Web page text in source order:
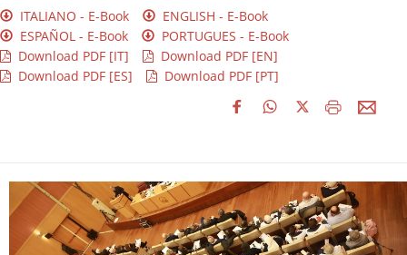
ITALIANO - E-Book
ENGLISH - E-Book
ESPAÑOL - E-Book
PORTUGUES - E-Book
Download PDF [IT]
Download PDF [EN]
Download PDF [ES]
Download PDF [PT]